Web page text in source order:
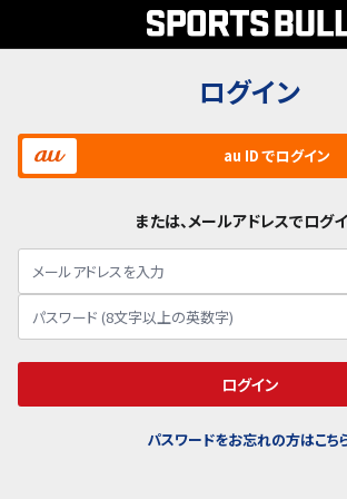
ログイン
au ID でログイン
または、メールアドレスでログ
ログイン
パスワードをお忘れの方はこち